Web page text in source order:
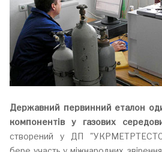
Державний первинний еталон
компонентів у газових
створений у ДП